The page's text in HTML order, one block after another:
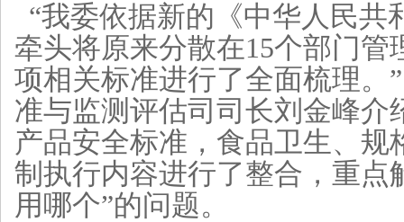
“我委依据新的《中华人民共
牵头将原来分散在15个部门管
项相关标准进行了全面梳理。
准与监测评估司司长刘金峰介
产品安全标准，食品卫生、规
制执行内容进行了整合，重点
用哪个”的问题。